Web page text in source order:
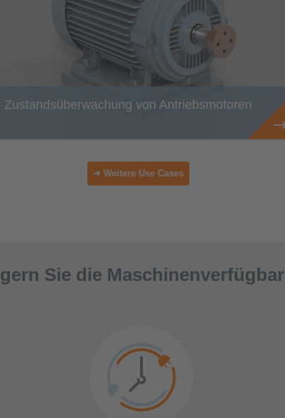
Zustandsüberwachung von Antriebsmotoren
➜ Weitere Use Cases
Sie die